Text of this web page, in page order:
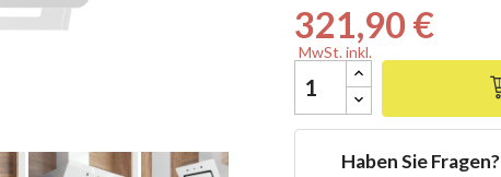
321,90 €
MwSt. inkl.
Haben Sie Fragen?